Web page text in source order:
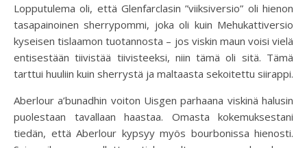
Lopputulema oli, että Glenfarclasin ”viiksiversio” oli hienon
tasapainoinen sherrypommi, joka oli kuin Mehukattiversio
kyseisen tislaamon tuotannosta – jos viskin maun voisi vielä
entisestään tiivistää tiivisteeksi, niin tämä oli sitä. Tämä
tarttui huuliin kuin sherrystä ja maltaasta sekoitettu siirappi.
Aberlour a’bunadhin voiton Uisgen parhaana viskinä halusin
puolestaan tavallaan haastaa. Omasta kokemuksestani
tiedän, että Aberlour kypsyy myös bourbonissa hienosti.